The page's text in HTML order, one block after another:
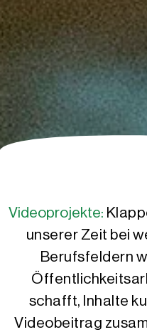
Videoprojekte:
unserer Zeit bei
Berufsfeldern
schafft, Inhalte
Videobeitrag